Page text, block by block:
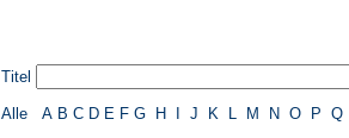
Titel
Alle A B C D E F G H J K M N O P Q